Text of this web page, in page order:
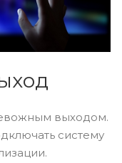
выходом.
систему